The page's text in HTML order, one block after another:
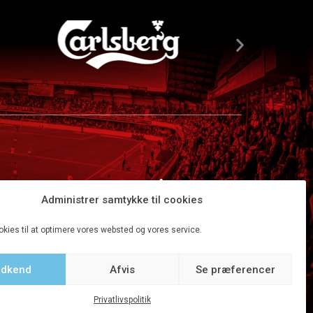
Administrer samtykke til cookies
til at optimere vores websted og vores service.
Afvis Se præferencer
Privatlivspolitik